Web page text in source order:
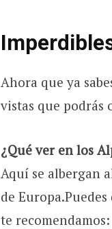
Ahora que ya
vistas que podrás
¿Qué ver en los
Aquí se albergan
de
te recomendamos: